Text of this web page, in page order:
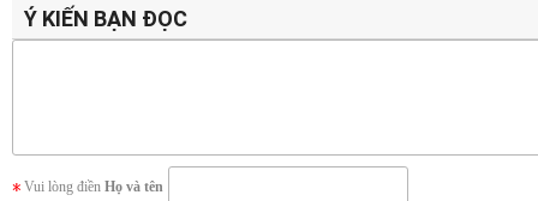
Ý KIẾN BẠN ĐỌC
Vui lòng điền Họ và tên